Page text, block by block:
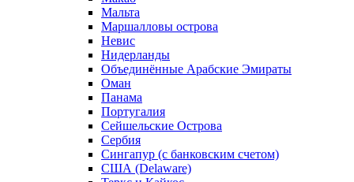
Мальта
Маршалловы острова
Нeвис
Нидерланды
Объединённые Арабские Эмираты
Оман
Панама
Португалия
Сейшельские Острова
Сербия
Сингапур (c банковским счетом)
США (Delaware)